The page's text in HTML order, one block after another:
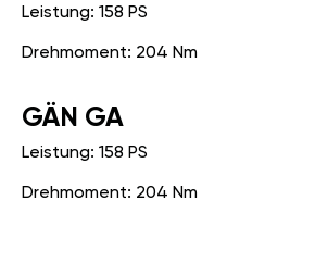
Leistung: 158 PS
Drehmoment: 204 Nm
GÄN GA
Leistung: 158 PS
Drehmoment: 204 Nm